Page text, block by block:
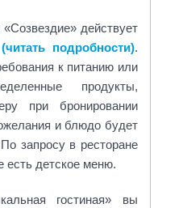
действует
подробности).
к питанию или
продукты,
при бронировании
и блюдо будет
запросу в ресторане
есть детское меню.
гостиная»
вы